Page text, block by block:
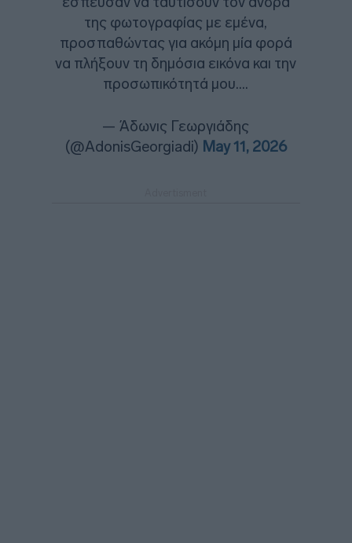
της φωτογραφίας με εμένα,
προσπαθώντας για ακόμη μία φορά
να πλήξουν τη δημόσια εικόνα και την
προσωπικότητά μου.…
— Άδωνις Γεωργιάδης
(@AdonisGeorgiadi) May 11, 2026